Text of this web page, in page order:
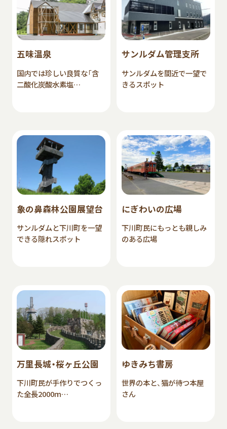
五味温泉
国内では珍しい良質な「含
二酸化炭酸水素塩…
サンルダム管理支所
サンルダムを間近で一望で
きるスポット
象の鼻森林公園展望台
サンルダムと下川町を一望
できる隠れスポット
にぎわいの広場
下川町民にもっとも親しみ
のある広場
万里長城・桜ヶ丘公園
下川町民が手作りでつくっ
た全長2000ｍ…
ゆきみち書房
世界の本と、猫が待つ本屋
さん